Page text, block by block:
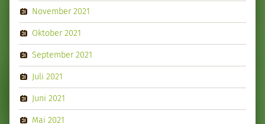
November 2021
Oktober 2021
September 2021
Juli 2021
Juni 2021
Mai 2021